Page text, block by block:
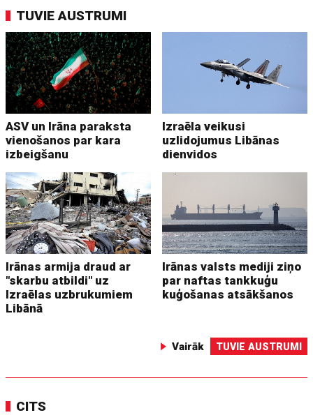
TUVIE AUSTRUMI
ASV un Irāna paraksta
vienošanos par kara
izbeigšanu
Izraēla veikusi
uzlidojumus Libānas
dienvidos
Irānas armija draud ar
"skarbu atbildi" uz
Izraēlas uzbrukumiem
Libānā
Irānas valsts mediji ziņo
par naftas tankkuģu
kuģošanas atsākšanos
Vairāk TUVIE AUSTRUMI
CITS